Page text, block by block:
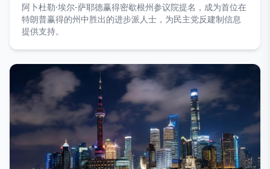
阿卜杜勒·埃尔-萨耶德赢得密歇根州参议院提名，成为首位在
特朗普赢得的州中胜出的进步派人士，为民主党反建制信息
提供支持。